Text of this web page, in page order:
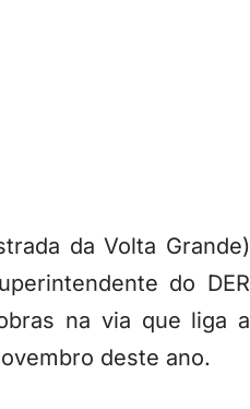
da Volta Grande)
do DER
na via que liga a
deste ano.